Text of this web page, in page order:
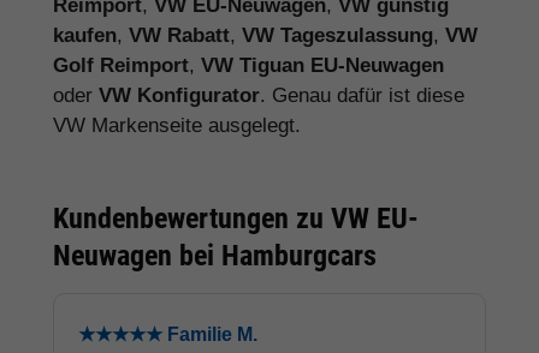
Reimport, VW EU-Neuwagen, VW günstig
kaufen, VW Rabatt, VW Tageszulassung, VW
Golf Reimport, VW Tiguan EU-Neuwagen
oder VW Konfigurator. Genau dafür ist diese
VW Markenseite ausgelegt.
Kundenbewertungen zu VW EU-
Neuwagen bei Hamburgcars
★★★★★ Familie M.